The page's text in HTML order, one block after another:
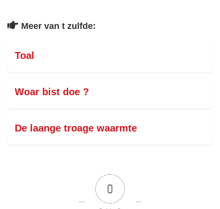
Meer van t zulfde:
Toal
Woar bist doe ?
De laange troage waarmte
0